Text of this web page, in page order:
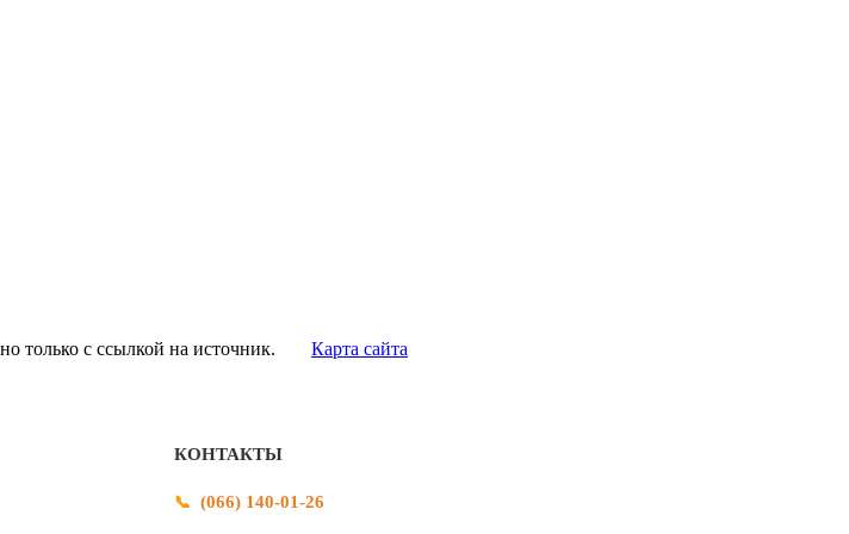
только с ссылкой на источник. Карта сайта
КОНТАКТЫ
(066) 140-01-26